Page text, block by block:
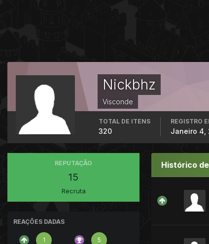
Nickbhz
Visconde
TOTAL DE ITENS
320
REGISTRO
Janeiro 4,
REPUTAÇÃO
15
Recruta
REAÇÕES DADAS
1 5
Histórico